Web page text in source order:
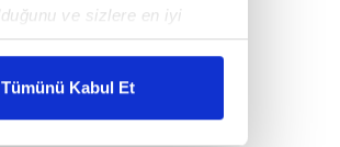
ve sizlere en iyi
karşılamak
gösterilmeyecektir."
Tümünü Kabul Et